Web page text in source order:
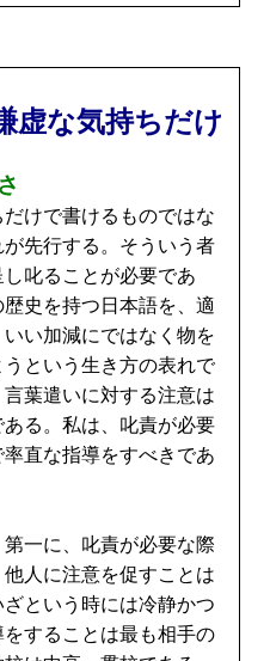
虚な気持ちだけ
けで書けるものではな
先行する。そういう者
叱ることが必要であ
史を持つ日本語を、適
い加減にではなく物を
という生き方の表れで
葉遣いに対する注意は
る。私は、叱責が必要
直な指導をすべきであ
一に、叱責が必要な際
人に注意を促すことは
という時には冷静かつ
することは最も相手の